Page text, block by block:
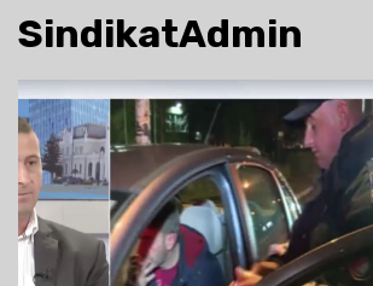
.
SindikatAdmin